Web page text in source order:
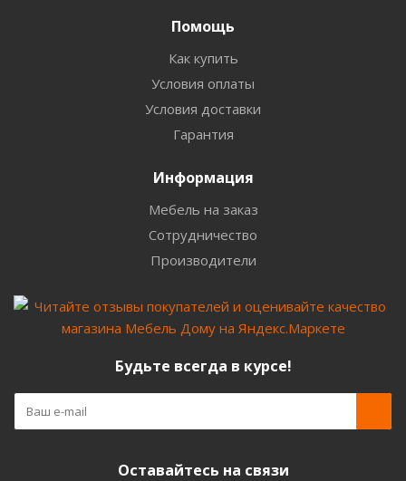
Помощь
Как купить
Условия оплаты
Условия доставки
Гарантия
Информация
Мебель на заказ
Сотрудничество
Производители
Будьте всегда в курсе!
Оставайтесь на связи